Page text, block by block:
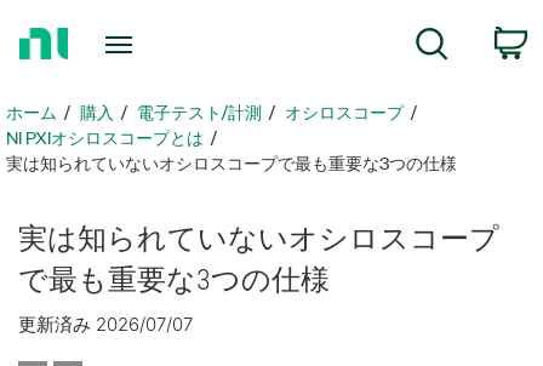
ペ
ー
ジ
ホーム 購入 電子テスト/計測
オシロスコープ
NI PXIオシロスコープとは
実は知られていないオシロスコープで最も重要な3つの仕様
実は知 られていないオシロスコープ
で最も重要な3つの仕様
更新済み 2026/07/07